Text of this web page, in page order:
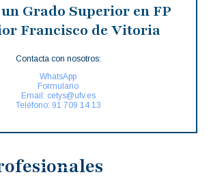
Grado Superior en FP
Francisco de Vitoria
Contacta con nosotros:
WhatsApp
Formulario
Email: cetys@ufv.es
Teléfono: 91 709 14 13